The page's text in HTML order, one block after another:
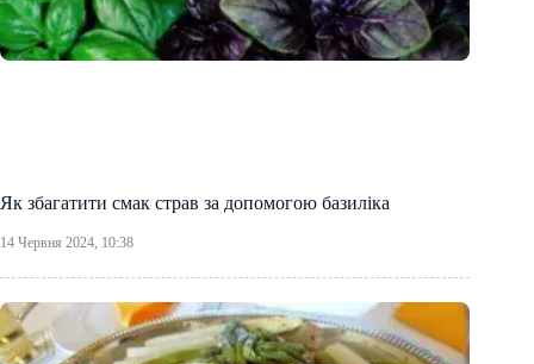
Як збагатити смак страв за допомогою базиліка
14 Червня 2024, 10:38